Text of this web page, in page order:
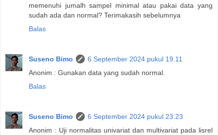
memenuhi jumalh sampel minimal atau pakai data yang
sudah ada dan normal? Terimakasih sebelumnya
Balas
Suseno Bimo
6 September 2024 pukul 19.11
Anonim : Gunakan data yang sudah normal.
Balas
Suseno Bimo
6 September 2024 pukul 23.23
Anonim : Uji normalitas univariat dan multivariat pada lisrel